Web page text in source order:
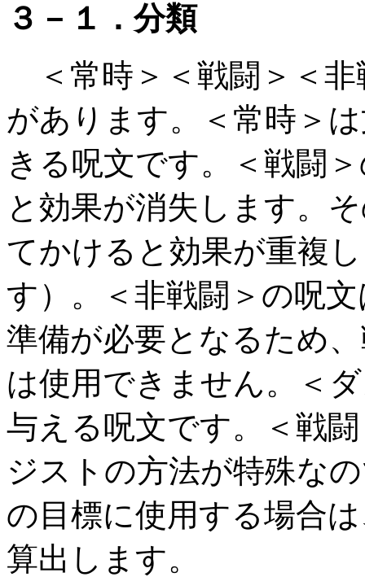
３－１．分類
＜常時＞＜戦闘＞＜非
があります。＜常時＞
きる呪文です。＜戦闘
と効果が消失します。
てかけると効果が重複
す）。＜非戦闘＞の呪
準備が必要となるため
は使用できません。＜
与える呪文です。＜戦
ジストの方法が特殊な
の目標に使用する場合
算出します。